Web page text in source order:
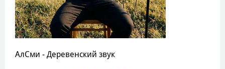
АлСми - Деревенский звук